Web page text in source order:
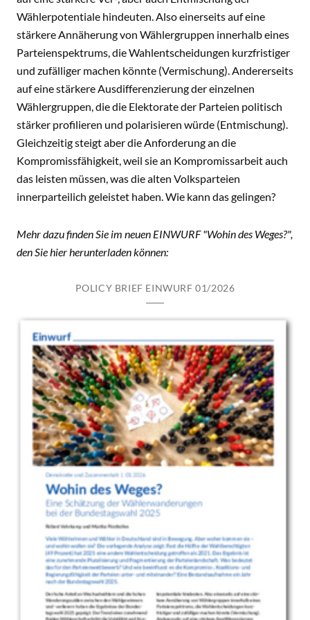
Wählerpotentiale hindeuten. Also einerseits auf eine
stärkere Annäherung von Wählergruppen innerhalb eines
Parteienspektrums, die Wahlentscheidungen kurzfristiger
und zufälliger machen könnte (Vermischung). Andererseits
auf eine stärkere Ausdifferenzierung der einzelnen
Wählergruppen, die die Elektorate der Parteien politisch
stärker profilieren und polarisieren würde (Entmischung).
Gleichzeitig steigt aber die Anforderung an die
Kompromissfähigkeit, weil sie an Kompromissarbeit auch
das leisten müssen, was die alten Volksparteien
innerparteilich geleistet haben. Wie kann das gelingen?
Mehr dazu finden Sie im neuen EINWURF "Wohin des Weges?",
den Sie hier herunterladen können:
POLICY BRIEF EINWURF 01/2026